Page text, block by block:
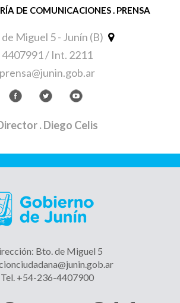
DE COMUNICACIONES . PRENSA
Miguel 5 - Junín (B)
4407991 / Int. 2211
prensa@junin.gob.ar
. Diego Celis
Bto. de Miguel 5
Tel. +54-236-4407900